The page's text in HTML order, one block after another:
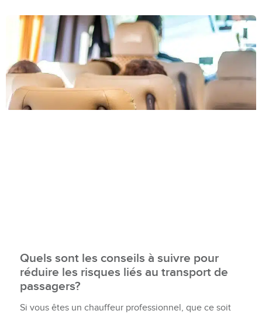
Quels sont les conseils à suivre pour
réduire les risques liés au transport de
passagers?
Si vous êtes un chauffeur professionnel, que ce soit